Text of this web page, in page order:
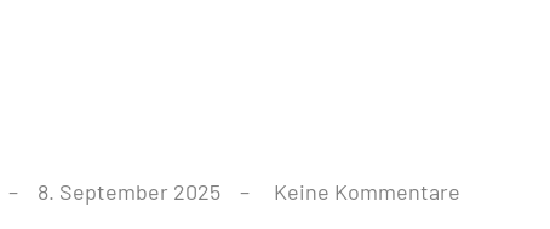
8. September 2025 Keine Kommentare